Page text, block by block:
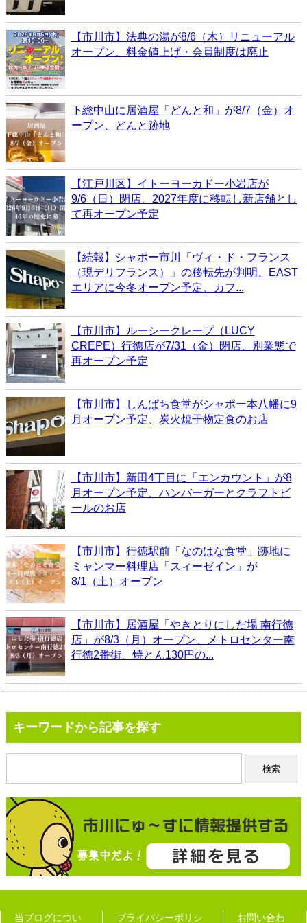
【市川市】法典の湯が8/6（木）リニューアル
オープン、料金値上げ・会員制度は廃止
下総中山に居酒屋「どんと和」が8/7（金）オ
ープン、どんと跡地
【江戸川区】イトーヨーカドー小岩店が
9/6（日）閉店、2027年度に移転し新店舗とし
て再オープン予定
【続報】シャポー市川「ヴィ・ド・フランス
（現デリフランス）」の移転先が判明、EAST
エリアに今冬オープン予定、カフ...
【市川市】ルーシークレープ（LUCY
CREPE）行徳店が7/31（金）閉店、別業態で
再オープン予定
【市川市】しんぱち食堂がシャポー本八幡に9
月オープン予定、炭火焼干物定食のお店
【市川市】新田4丁目に「エンカウント」が8
月オープン予定、ハンバーガーとクラフトビ
ールのお店
【市川市】行徳駅前「なのはな食堂」跡地に
ミャンマー料理店「スィーゼイン」が
8/1（土）オープン
【市川市】居酒屋「やきとりにしだ場 南行徳
店」が8/3（月）オープン、メトロセンター南
行徳2番街、焼とん130円の...
キーワードから記事を探す
当ブログについ プライバシーポリシ お問い合わ